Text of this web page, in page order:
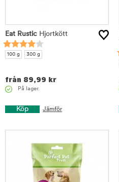
Eat Rustic Hjortkött
100 g 300 g
från 89,99 kr
På lager.
Köp Jämför